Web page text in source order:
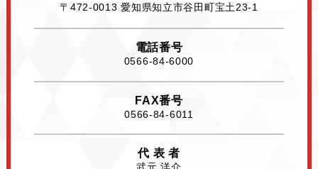
〒472-0013 愛知県知立市谷田町宝土23-1
電話番号
0566-84-6000
FAX番号
0566-84-6011
代 表 者